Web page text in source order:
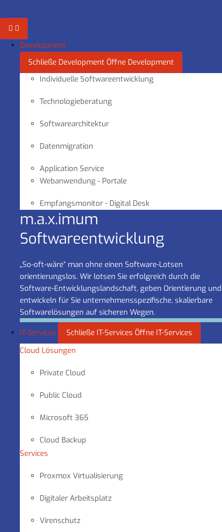
Inhalt
springen
Development
Schließe Development Öffne Development
Individuelle Softwareentwicklung
Technologieberatung
Softwarearchitektur
Datenmigration
Application Service
Webanwendung - Portale
Empfangsmonitor - Digital Desk
m.a.x.imum
Software­entwicklung
„So-oft-wäre“ man ohne einen Software-Lotsen
orientierungslos. Wir lotsen Sie erfolgreich durch die
Software-Entwicklungslandschaft, geben Orientierung und
entwickeln für Sie unternehmensspezifische, skalierbare
Softwarelösungen auf sicheren Wegen.
IT-Services Schließe IT-Services Öffne IT-Services
Cloud Lösungen
Private Cloud
Public Cloud
Microsoft 365
Cloud Backup
Services
Proxmox Virtualisierung
Digitaler Arbeitsplatz
Virenschutz